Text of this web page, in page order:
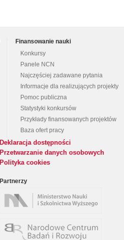
Finansowanie nauki
Konkursy
Panele NCN
Najczęściej zadawane pytania
Informacje dla realizujących projekty
Pomoc publiczna
Statystyki konkursów
Przykłady finansowanych projektów
Baza ofert pracy
Deklaracja dostępności
Przetwarzanie danych osobowych
Polityka cookies
Partnerzy